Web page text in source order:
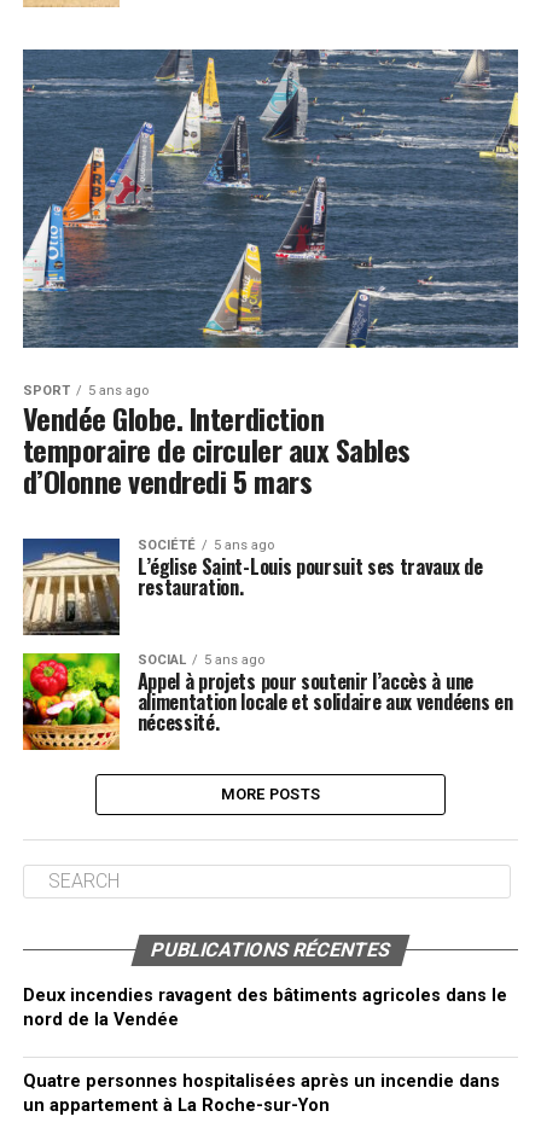
SPORT 5 ans ago
Vendée Globe. Interdiction
temporaire de circuler aux Sables
d’Olonne vendredi 5 mars
SOCIÉTÉ 5 ans ago
L’église Saint-Louis poursuit ses travaux de
restauration.
SOCIAL 5 ans ago
Appel à projets pour soutenir l’accès à une
alimentation locale et solidaire aux vendéens en
nécessité.
MORE POSTS
PUBLICATIONS RÉCENTES
Deux incendies ravagent des bâtiments agricoles dans le
nord de la Vendée
Quatre personnes hospitalisées après un incendie dans
un appartement à La Roche-sur-Yon